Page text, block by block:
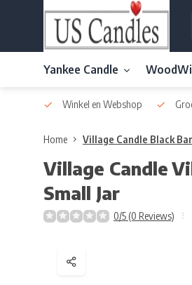
Yankee Candle
Winkel en Webshop
Home Village Candle Black
Village Candle
Small Jar
0/5 (0 Reviews)